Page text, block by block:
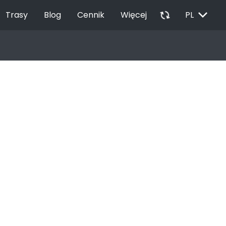
Trasy Blog Cennik Więcej autorenew PL EXPAND_MORE